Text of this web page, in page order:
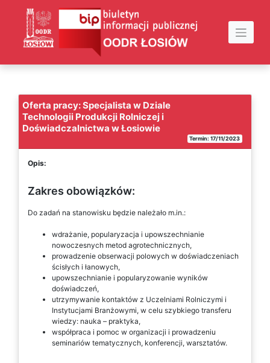
Oferta pracy: Specjalista w Dziale
Technologii Produkcji Rolniczej i
Doświadczalnictwa w Łosiowie
Termin: 17/11/2023
Opis:
Zakres obowiązków:
Do zadań na stanowisku będzie należało m.in.:
wdrażanie, popularyzacja i upowszechnianie
nowoczesnych metod agrotechnicznych,
prowadzenie obserwacji polowych w doświadczeniach
ścisłych i łanowych,
upowszechnianie i popularyzowanie wyników
doświadczeń,
utrzymywanie kontaktów z Uczelniami Rolniczymi i
Instytucjami Branżowymi, w celu szybkiego transferu
wiedzy: nauka – praktyka,
współpraca i pomoc w organizacji i prowadzeniu
seminariów tematycznych, konferencji, warsztatów.